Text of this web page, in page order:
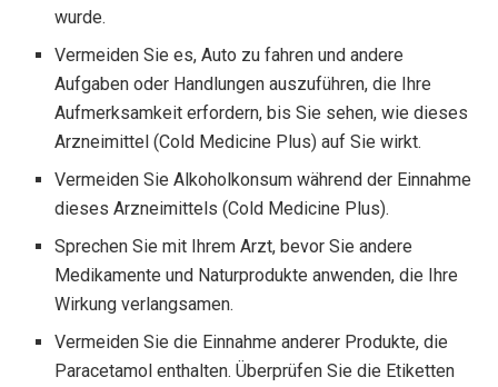
wurde.
Vermeiden Sie es, Auto zu fahren und andere
Aufgaben oder Handlungen auszuführen, die Ihre
Aufmerksamkeit erfordern, bis Sie sehen, wie dieses
Arzneimittel (Cold Medicine Plus) auf Sie wirkt.
Vermeiden Sie Alkoholkonsum während der Einnahme
dieses Arzneimittels (Cold Medicine Plus).
Sprechen Sie mit Ihrem Arzt, bevor Sie andere
Medikamente und Naturprodukte anwenden, die Ihre
Wirkung verlangsamen.
Vermeiden Sie die Einnahme anderer Produkte, die
Paracetamol enthalten. Überprüfen Sie die Etiketten